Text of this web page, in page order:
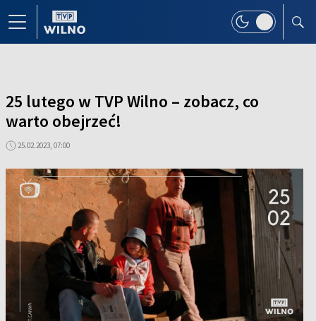
25 lutego w TVP Wilno – zobacz, co
warto obejrzeć!
25.02.2023, 07:00